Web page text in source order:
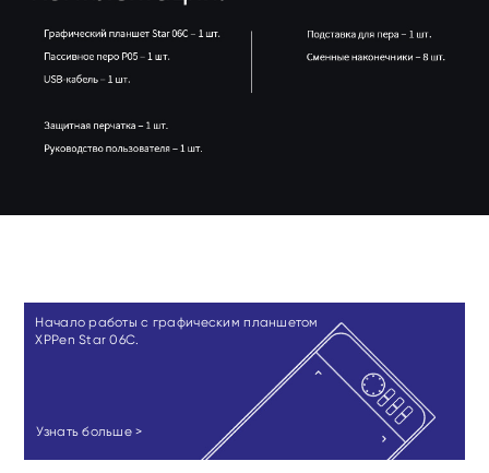
Начало работы с графическим планшетом
XPPen Star 06C.
Узнать больше >